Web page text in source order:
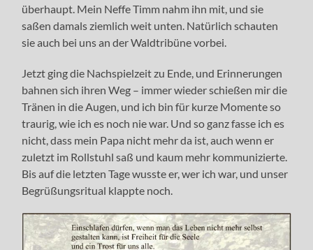
überhaupt. Mein Neffe Timm nahm ihn mit, und sie
saßen damals ziemlich weit unten. Natürlich schauten
sie auch bei uns an der Waldtribüne vorbei.
Jetzt ging die Nachspielzeit zu Ende, und Erinnerungen
bahnen sich ihren Weg – immer wieder schießen mir die
Tränen in die Augen, und ich bin für kurze Momente so
traurig, wie ich es noch nie war. Und so ganz fasse ich es
nicht, dass mein Papa nicht mehr da ist, auch wenn er
zuletzt im Rollstuhl saß und kaum mehr kommunizierte.
Bis auf die letzten Tage wusste er, wer ich war, und unser
Begrüßungsritual klappte noch.